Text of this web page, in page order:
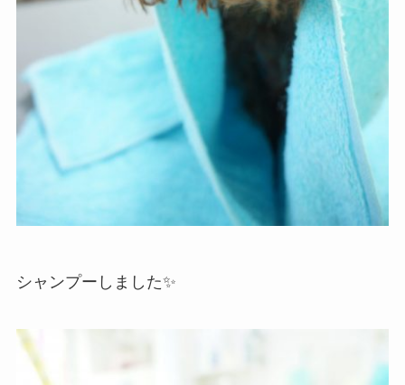
シャンプーしました✨